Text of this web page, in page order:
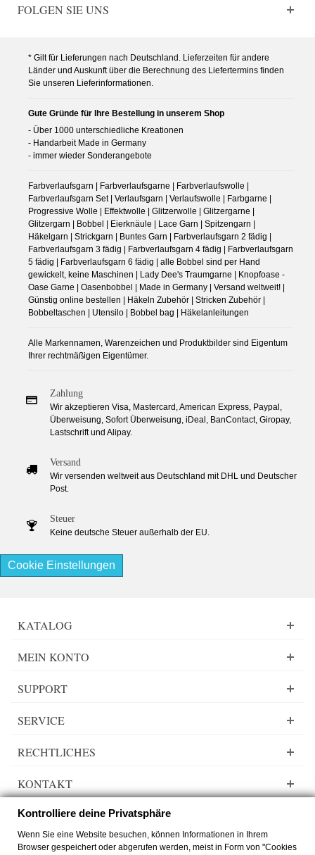
FOLGEN SIE UNS
* Gilt für Lieferungen nach Deutschland. Lieferzeiten für andere
Länder und Auskunft über die Berechnung des Liefertermins finden
Sie unseren Lieferinformationen.
Gute Gründe für Ihre Bestellung in unserem Shop
- Über 1000 unterschiedliche Kreationen
- Handarbeit Made in Germany
- immer wieder Sonderangebote
Farbverlaufsgarn | Farbverlaufsgarne | Farbverlaufswolle |
Farbverlaufsgarn Set | Verlaufsgarn | Verlaufswolle | Farbgarne |
Progressive Wolle | Effektwolle | Glitzerwolle | Glitzergarne |
Glitzergarn | Bobbel | Eierknäule | Lace Garn | Spitzengarn |
Häkelgarn | Strickgarn | Buntes Garn | Farbverlaufsgarn 2 fädig |
Farbverlaufsgarn 3 fädig | Farbverlaufsgarn 4 fädig | Farbverlaufsgarn
5 fädig | Farbverlaufsgarn 6 fädig | alle Bobbel sind per Hand
gewickelt, keine Maschinen | Lady Dee's Traumgarne | Knopfoase -
Oase Garne | Oasenbobbel | Made in Germany | Versand weltweit! |
Günstig online bestellen | Häkeln Zubehör | Stricken Zubehör |
Bobbeltaschen | Utensilo | Bobbel bag | Häkelanleitungen
Alle Markennamen, Warenzeichen und Produktbilder sind Eigentum
Ihrer rechtmäßigen Eigentümer.
Zahlung
Wir akzeptieren Visa, Mastercard, American Express, Paypal,
Überweisung, Sofort Überweisung, iDeal, BanContact, Giropay,
Lastschrift und Alipay.
Versand
Wir versenden weltweit aus Deutschland mit DHL und Deutscher
Post.
Steuer
Keine deutsche Steuer außerhalb der EU.
Cookie Einstellungen
KATALOG
MEIN KONTO
SUPPORT
SERVICE
RECHTLICHES
KONTAKT
Kontrolliere deine Privatsphäre
Wenn Sie eine Website besuchen, können Informationen in Ihrem
Browser gespeichert oder abgerufen werden, meist in Form von "Cookies